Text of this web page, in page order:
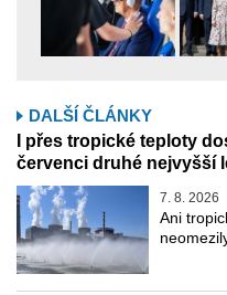
DALŠÍ ČLÁNKY
I přes tropické teploty
červenci druhé nejvyšší
7. 8. 2026
Ani